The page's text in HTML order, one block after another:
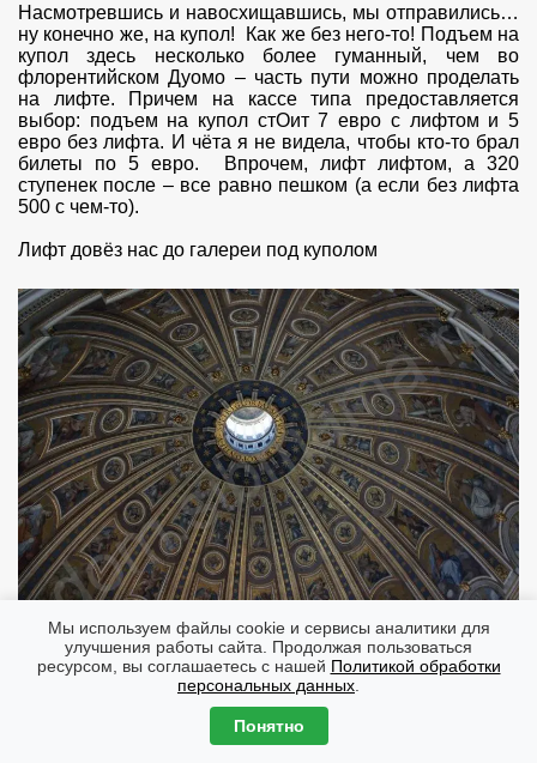
Насмотревшись и навосхищавшись, мы отправились…
ну конечно же, на купол! Как же без него-то! Подъем на
купол здесь несколько более гуманный, чем во
флорентийском Дуомо – часть пути можно проделать
на лифте. Причем на кассе типа предоставляется
выбор: подъем на купол стОит 7 евро с лифтом и 5
евро без лифта. И чёта я не видела, чтобы кто-то брал
билеты по 5 евро. Впрочем, лифт лифтом, а 320
ступенек после – все равно пешком (а если без лифта
500 с чем-то).
Лифт довёз нас до галереи под куполом
Вид, который открывается с галереи внутрь собора,
позволяет в полной мере прочувствовать его
Мы используем файлы cookie и сервисы аналитики для
улучшения работы сайта. Продолжая пользоваться
ресурсом, вы соглашаетесь с нашей Политикой обработки
персональных данных
Понятно